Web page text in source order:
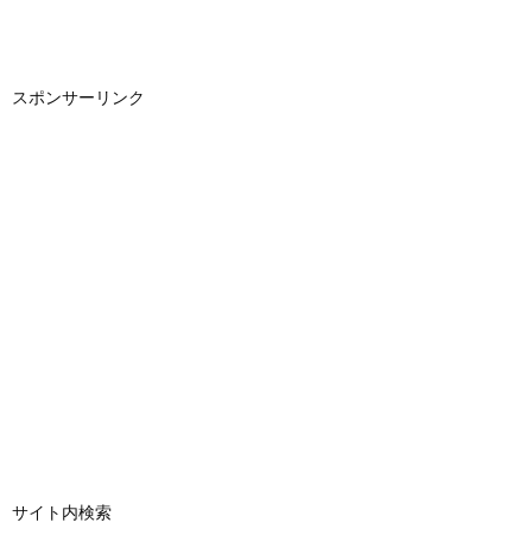
スポンサーリンク
サイト内検索